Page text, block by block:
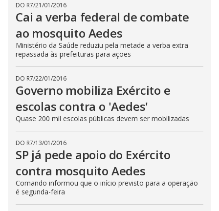
DO R7/21/01/2016
Cai a verba federal de combate
ao mosquito Aedes
Ministério da Saúde reduziu pela metade a verba extra
repassada às prefeituras para ações
DO R7/22/01/2016
Governo mobiliza Exército e
escolas contra o 'Aedes'
Quase 200 mil escolas públicas devem ser mobilizadas
DO R7/13/01/2016
SP já pede apoio do Exército
contra mosquito Aedes
Comando informou que o início previsto para a operação
é segunda-feira